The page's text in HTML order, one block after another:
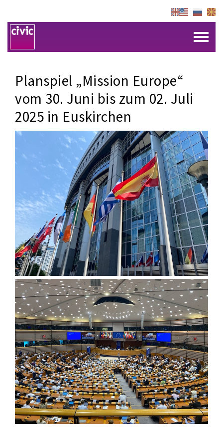
Planspiel „Mission Europe“
vom 30. Juni bis zum 02. Juli
2025 in Euskirchen